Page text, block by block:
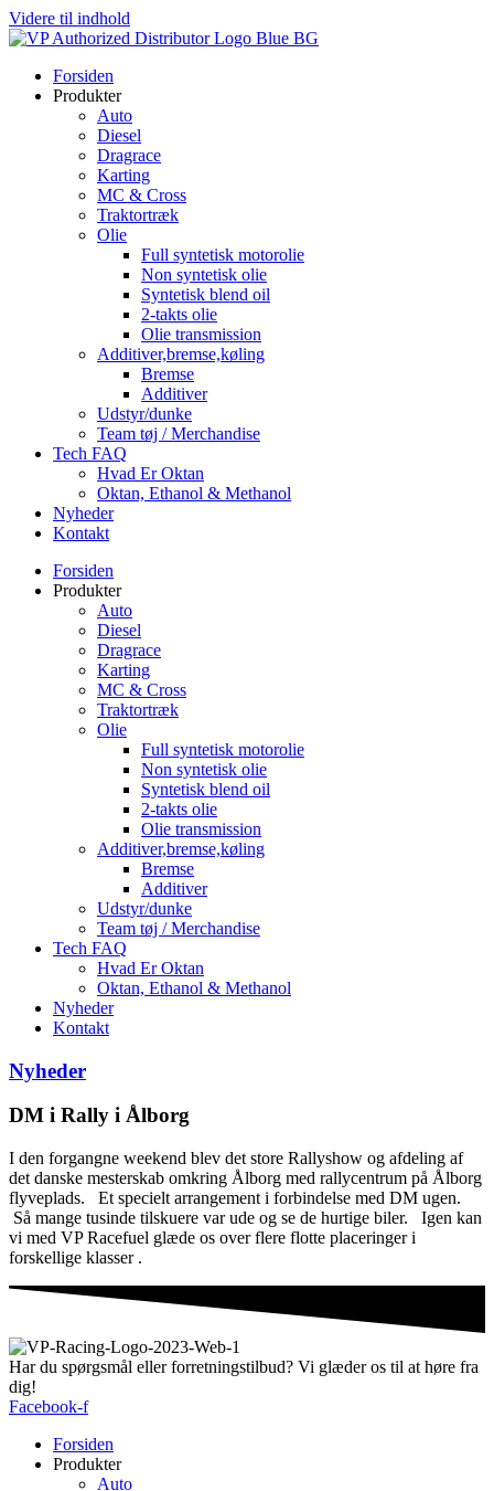
Videre til indhold
Forsiden
Produkter
Auto
Diesel
Dragrace
Karting
MC & Cross
Traktortræk
Olie
Full syntetisk motorolie
Non syntetisk olie
Syntetisk blend oil
2-takts olie
Olie transmission
Additiver,bremse,køling
Bremse
Additiver
Udstyr/dunke
Team tøj / Merchandise
Tech FAQ
Hvad Er Oktan
Oktan, Ethanol & Methanol
Nyheder
Kontakt
Forsiden
Produkter
Auto
Diesel
Dragrace
Karting
MC & Cross
Traktortræk
Olie
Full syntetisk motorolie
Non syntetisk olie
Syntetisk blend oil
2-takts olie
Olie transmission
Additiver,bremse,køling
Bremse
Additiver
Udstyr/dunke
Team tøj / Merchandise
Tech FAQ
Hvad Er Oktan
Oktan, Ethanol & Methanol
Nyheder
Kontakt
Nyheder
DM i Rally i Ålborg
I den forgangne weekend blev det store Rallyshow og afdeling af
det danske mesterskab omkring Ålborg med rallycentrum på Ålborg
flyveplads. Et specielt arrangement i forbindelse med DM ugen.
Så mange tusinde tilskuere var ude og se de hurtige biler. Igen kan
vi med VP Racefuel glæde os over flere flotte placeringer i
forskellige klasser .
Har du spørgsmål eller forretningstilbud? Vi glæder os til at høre fra
dig!
Facebook-f
Forsiden
Produkter
Auto